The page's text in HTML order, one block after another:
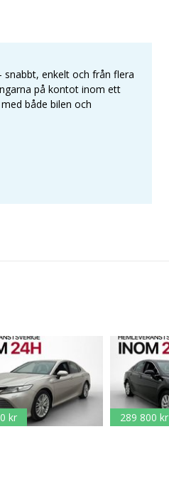
snabbt, enkelt och från flera
på kontot inom ett
både bilen och
kr 289 800 kr